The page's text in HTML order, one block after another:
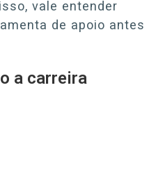
vale entender
de apoio antes
a carreira